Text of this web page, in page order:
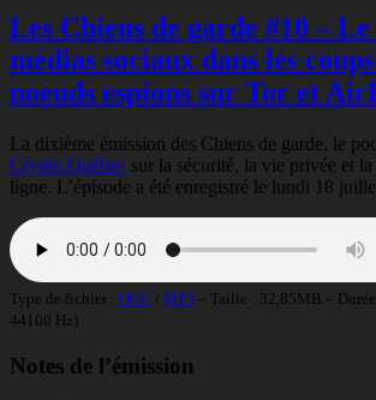
Les Chiens de garde #10 –
médias sociaux dans les
noeuds espions sur Tor et
La dixième émission des Chiens de garde, le
Crypto.Québec sur la sécurité, la vie privée et
ligne. L’épisode a été enregistré le lundi 18
Type de fichier : OGG MP3 – Taille : 32,85MB –
44100 Hz)
Notes de l’émission